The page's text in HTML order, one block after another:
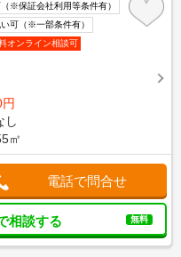
※保証会社利用等条件有）
可（※一部条件有）
オンライン相談可
し
㎡
電話で問合せ
相談する 無料